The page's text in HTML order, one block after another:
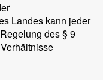
Landes kann jeder
des § 9